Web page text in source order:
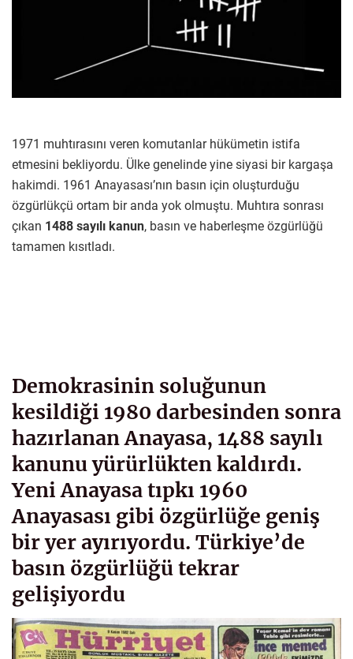
1971 muhtırasını veren komutanlar hükümetin istifa
etmesini bekliyordu. Ülke genelinde yine siyasi bir kargaşa
hakimdi. 1961 Anayasası’nın basın için oluşturduğu
özgürlükçü ortam bir anda yok olmuştu. Muhtıra sonrası
çıkan 1488 sayılı kanun, basın ve haberleşme özgürlüğü
tamamen kısıtladı.
Demokrasinin soluğunun
kesildiği 1980 darbesinden sonra
hazırlanan Anayasa, 1488 sayılı
kanunu yürürlükten kaldırdı.
Yeni Anayasa tıpkı 1960
Anayasası gibi özgürlüğe geniş
bir yer ayırıyordu. Türkiye’de
basın özgürlüğü tekrar
gelişiyordu